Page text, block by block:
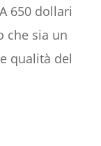
650 dollari
che sia un
qualità del